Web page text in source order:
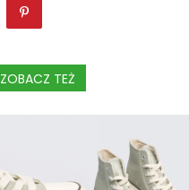
ZOBACZ TEŻ